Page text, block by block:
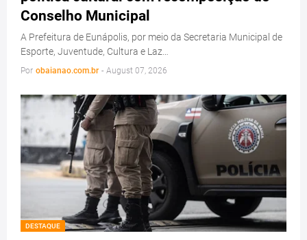
Conselho Municipal
A Prefeitura de Eunápolis, por meio da Secretaria Municipal de
Esporte, Juventude, Cultura e Laz…
Por obaianao.com.br - August 07, 2026
DESTAQUE